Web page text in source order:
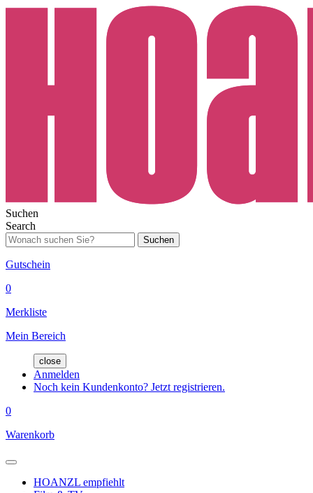
Suchen
Search
Suchen
Gutschein
0
Merkliste
Mein Bereich
close
Anmelden
Noch kein Kundenkonto? Jetzt registrieren.
0
Warenkorb
HOANZL empfiehlt